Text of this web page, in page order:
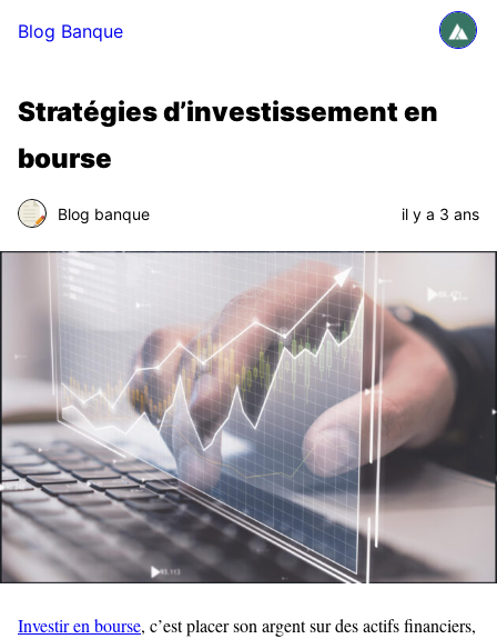
Blog Banque
Stratégies d’investissement en
bourse
Blog banque il y a 3 ans
Investir en bourse, c’est placer son argent sur des actifs financiers,